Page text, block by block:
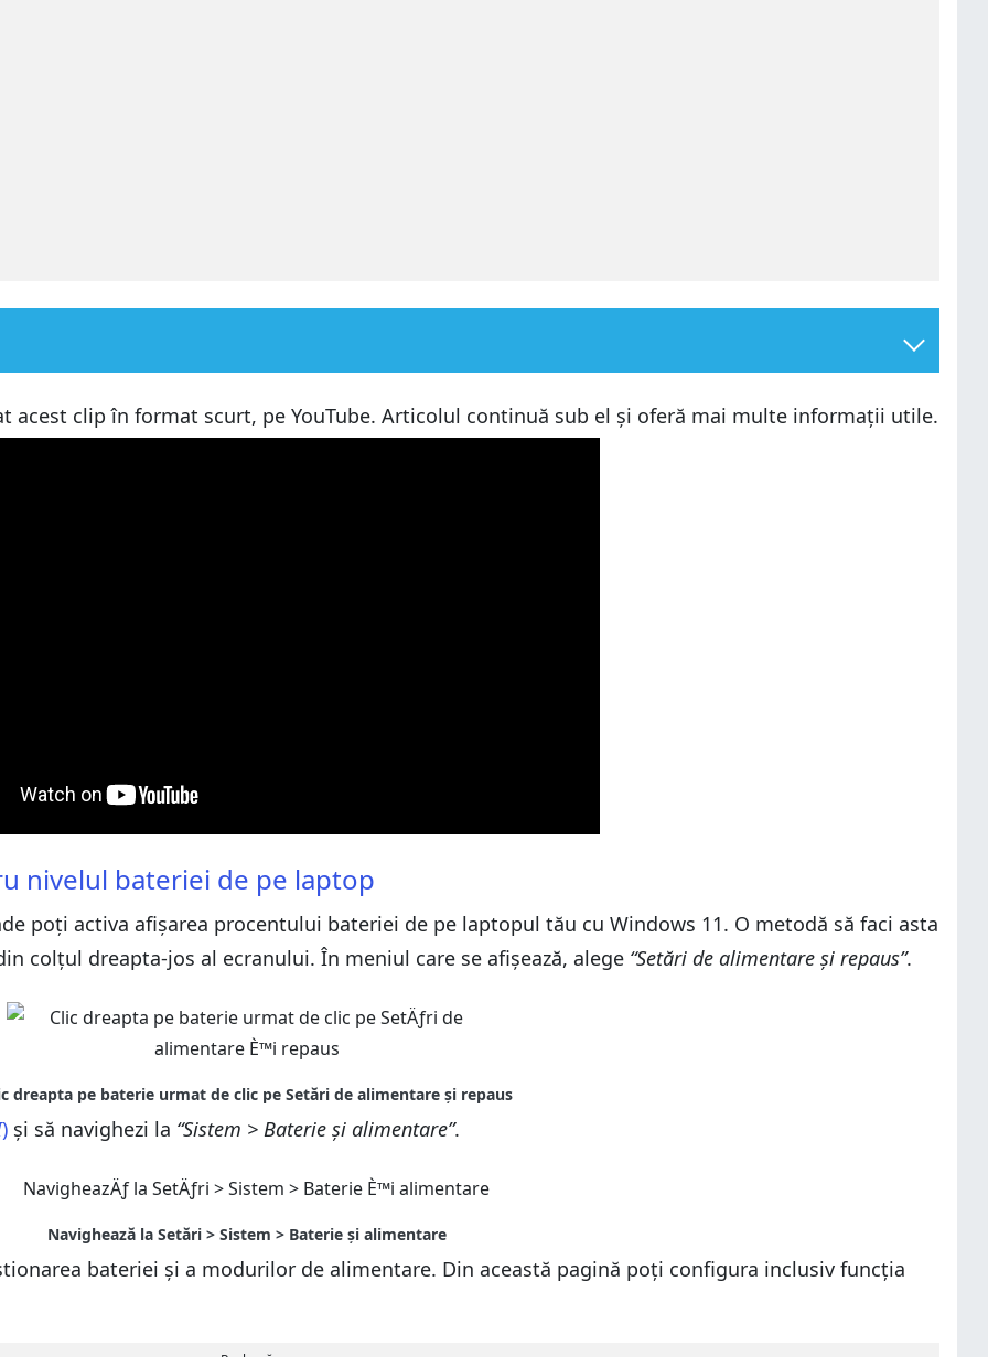
acest clip în format scurt, pe YouTube. Articolul continuă sub el și oferă mai multe informații utile.
nivelul bateriei de pe laptop
poți activa afișarea procentului bateriei de pe laptopul tău cu Windows 11. O metodă să faci asta
colțul dreapta-jos al ecranului. În meniul care se afișează, alege “Setări de alimentare și repaus”.
) și să navighezi la “Sistem > Baterie și alimentare”.
bateriei și a modurilor de alimentare. Din această pagină poți configura inclusiv funcția